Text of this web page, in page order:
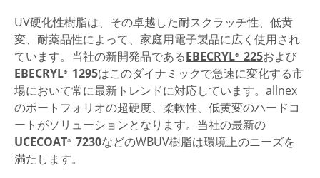
UV硬化性樹脂は、その卓越した耐スクラッチ性、低黄
変、耐薬品性によって、家庭用電子製品に広く使用され
ています。当社の新開発品であるEBECRYL® 225および
EBECRYL® 1295はこのダイナミックで急速に変化する市
場において常に最新トレンドに対応しています。allnex
のポートフォリオの超硬度、柔軟性、低黄変のハードコ
ートがソリューションとなります。当社の最新の
UCECOAT® 7230などのWBUV樹脂は環境上のニーズを
満たします。